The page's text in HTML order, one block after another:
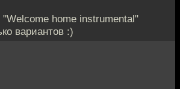
home instrumental"
вариантов :)